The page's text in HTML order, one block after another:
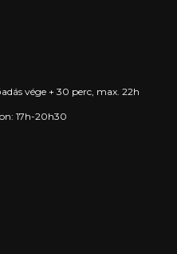
vége + 30 perc, max. 22h
17h-20h30